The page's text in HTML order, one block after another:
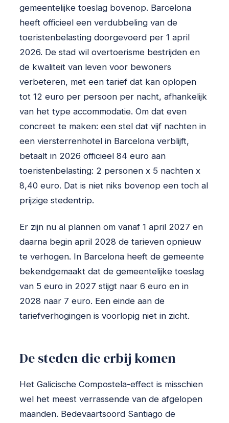
gemeentelijke toeslag bovenop. Barcelona
heeft officieel een verdubbeling van de
toeristenbelasting doorgevoerd per 1 april
2026. De stad wil overtoerisme bestrijden en
de kwaliteit van leven voor bewoners
verbeteren, met een tarief dat kan oplopen
tot 12 euro per persoon per nacht, afhankelijk
van het type accommodatie. Om dat even
concreet te maken: een stel dat vijf nachten in
een viersterrenhotel in Barcelona verblijft,
betaalt in 2026 officieel 84 euro aan
toeristenbelasting: 2 personen x 5 nachten x
8,40 euro. Dat is niet niks bovenop een toch al
prijzige stedentrip.
Er zijn nu al plannen om vanaf 1 april 2027 en
daarna begin april 2028 de tarieven opnieuw
te verhogen. In Barcelona heeft de gemeente
bekend­gemaakt dat de gemeentelijke toeslag
van 5 euro in 2027 stijgt naar 6 euro en in
2028 naar 7 euro. Een einde aan de
tariefverhogingen is voorlopig niet in zicht.
De steden die erbij komen
Het Galicische Compostela-effect is misschien
wel het meest verrassende van de afgelopen
maanden. Bedevaartsoord Santiago de